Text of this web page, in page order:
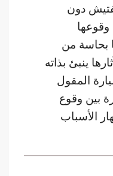
دون
بحاسة من
ينبئ بذاته
المقول
بين وقوع
الأسباب